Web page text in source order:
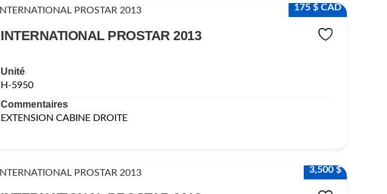
175 $ CAD
INTERNATIONAL PROSTAR 2013
Unité
H-5950
Commentaires
EXTENSION CABINE DROITE
3,500 $